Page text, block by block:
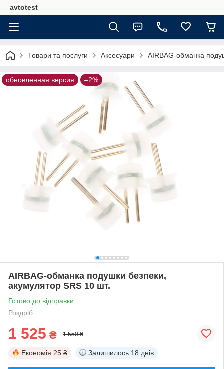
avtotest
Товари та послуги Аксесуари AIRBAG-обманка
обновленная версия –2%
AIRBAG-обманка подушки безпеки,
акумулятор SRS 10 шт.
Готово до відправки
Роздріб
1 525 ₴ 1 550 ₴
Економія 25 ₴ Залишилось 18 днів